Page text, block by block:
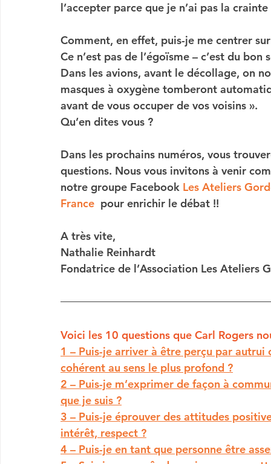
l’accepter parce que je n’ai pas la
Comment, en effet, puis-je me centrer
Ce n’est pas de l’égoïsme – c’est du
Dans les avions, avant le décollage, on
masques à oxygène tomberont
avant de vous occuper de vos voisins ».
Qu’en dites vous ?
Dans les prochains numéros, vous
questions. Nous vous invitons à venir
notre groupe Facebook Les Ateliers
France
  pour enrichir le débat !!
A très vite,
Nathalie Reinhardt
Fondatrice de l’Association Les Ateliers
Voici les 10 questions que Carl Rogers
1 – Puis-je arriver à être perçu par
cohérent au sens le plus profond ?
2 – Puis-je m’exprimer de façon à
que je suis ?
3 – Puis-je éprouver des attitudes
intérêt, respect ?
4 – Puis-je en tant que personne être